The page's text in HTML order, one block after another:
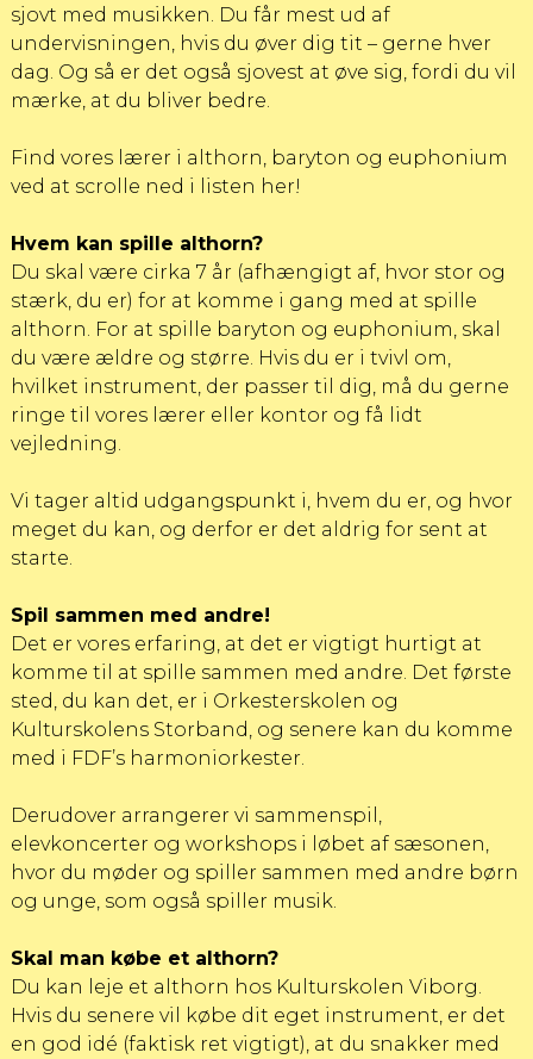
sjovt med musikken. Du får mest ud af
undervisningen, hvis du øver dig tit – gerne hver
dag. Og så er det også sjovest at øve sig, fordi du vil
mærke, at du bliver bedre.
Find vores lærer i althorn, baryton og euphonium
ved at scrolle ned i listen her!
Hvem kan spille althorn?
Du skal være cirka 7 år (afhængigt af, hvor stor og
stærk, du er) for at komme i gang med at spille
althorn. For at spille baryton og euphonium, skal
du være ældre og større. Hvis du er i tvivl om,
hvilket instrument, der passer til dig, må du gerne
ringe til vores lærer eller kontor og få lidt
vejledning.
Vi tager altid udgangspunkt i, hvem du er, og hvor
meget du kan, og derfor er det aldrig for sent at
starte.
Spil sammen med andre!
Det er vores erfaring, at det er vigtigt hurtigt at
komme til at spille sammen med andre. Det første
sted, du kan det, er i Orkesterskolen og
Kulturskolens Storband, og senere kan du komme
med i FDF’s harmoniorkester.
Derudover arrangerer vi sammenspil,
elevkoncerter og workshops i løbet af sæsonen,
hvor du møder og spiller sammen med andre børn
og unge, som også spiller musik.
Skal man købe et althorn?
Du kan leje et althorn hos Kulturskolen Viborg.
Hvis du senere vil købe dit eget instrument, er det
en god idé (faktisk ret vigtigt), at du snakker med